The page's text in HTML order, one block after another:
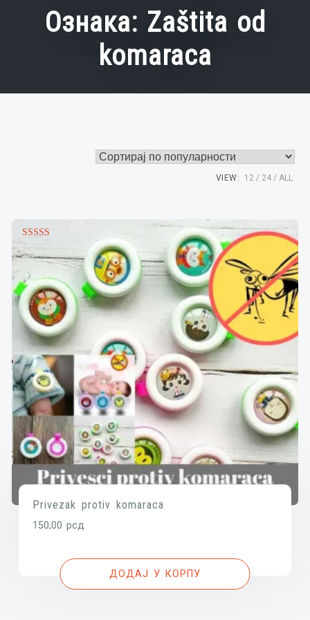
Ознака: Zaštita od
komaraca
VIEW: 12 24 ALL:
5.00од 5
Privezak protiv komaraca
150,00рсд
ДОДАЈ У КОРПУ